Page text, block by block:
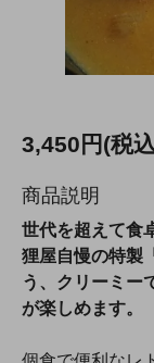
3,450円(税
商品説明
世代を超えて食
狸屋自慢の特製
う、クリーミー
が楽しめます。